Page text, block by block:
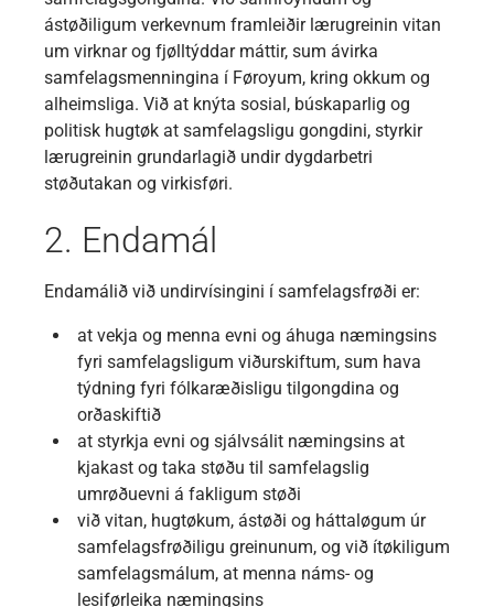
ástøðiligum verkevnum framleiðir lærugreinin vitan
um virknar og fjølltýddar máttir, sum ávirka
samfelagsmenningina í Føroyum, kring okkum og
alheimsliga. Við at knýta sosial, búskaparlig og
politisk hugtøk at samfelagsligu gongdini, styrkir
lærugreinin grundarlagið undir dygdarbetri
støðutakan og virkisføri.
2. Endamál
Endamálið við undirvísingini í samfelagsfrøði er:
at vekja og menna evni og áhuga næmingsins
fyri samfelagsligum viðurskiftum, sum hava
týdning fyri fólkaræðisligu tilgongdina og
orðaskiftið
at styrkja evni og sjálvsálit næmingsins at
kjakast og taka støðu til samfelagslig
umrøðuevni á fakligum støði
við vitan, hugtøkum, ástøði og háttaløgum úr
samfelagsfrøðiligu greinunum, og við ítøkiligum
samfelagsmálum, at menna náms- og
lesiførleika næmingsins